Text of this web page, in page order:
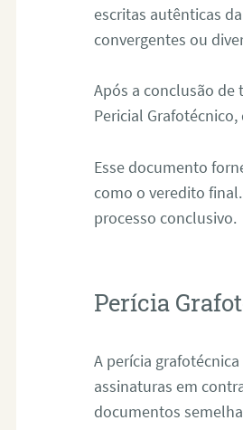
escritas autênticas
convergentes ou
Após a conclusão de
Pericial
Esse documento
como o veredito
processo conclusivo.
Perícia
A perícia
assinaturas em
documentos